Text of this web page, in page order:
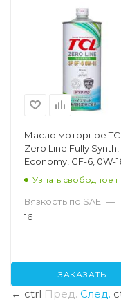
Масло моторное TCL
Zero Line Fully Synth,
Economy, GF-6, 0W-
Узнать свободное
Вязкость по SAE —
16
ЗАКАЗАТЬ
← ctrl Пред. След.